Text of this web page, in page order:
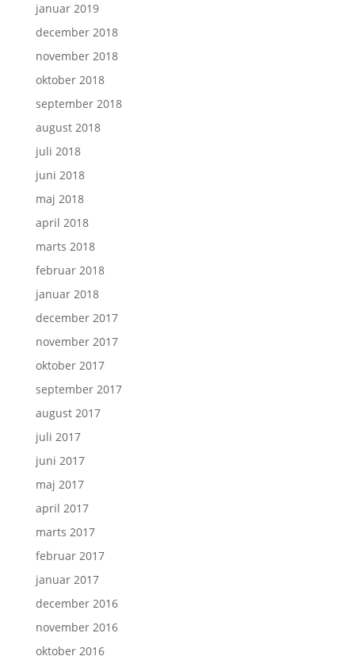
januar 2019
december 2018
november 2018
oktober 2018
september 2018
august 2018
juli 2018
juni 2018
maj 2018
april 2018
marts 2018
februar 2018
januar 2018
december 2017
november 2017
oktober 2017
september 2017
august 2017
juli 2017
juni 2017
maj 2017
april 2017
marts 2017
februar 2017
januar 2017
december 2016
november 2016
oktober 2016